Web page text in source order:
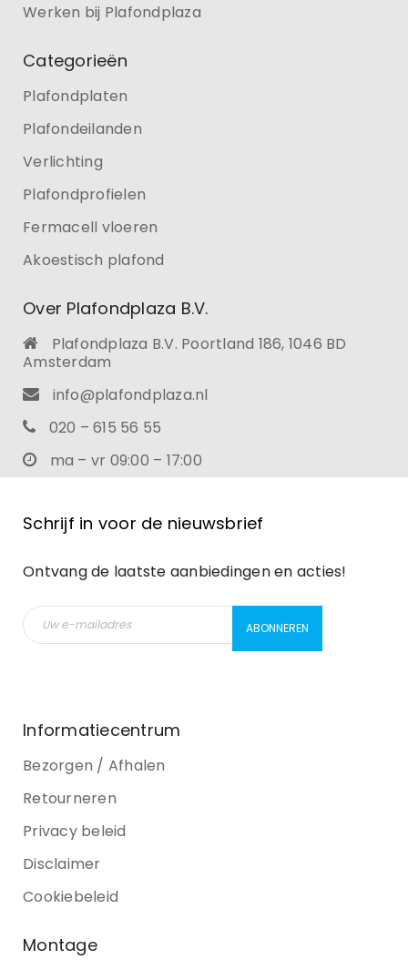
Werken bij Plafondplaza
Categorieën
Plafondplaten
Plafondeilanden
Verlichting
Plafondprofielen
Fermacell vloeren
Akoestisch plafond
Over Plafondplaza B.V.
Plafondplaza B.V. Poortland 186, 1046 BD
Amsterdam
info@plafondplaza.nl
020 – 615 56 55
ma – vr 09:00 – 17:00
Schrijf in voor de nieuwsbrief
Ontvang de laatste aanbiedingen en acties!
Informatiecentrum
Bezorgen / Afhalen
Retourneren
Privacy beleid
Disclaimer
Cookiebeleid
Montage